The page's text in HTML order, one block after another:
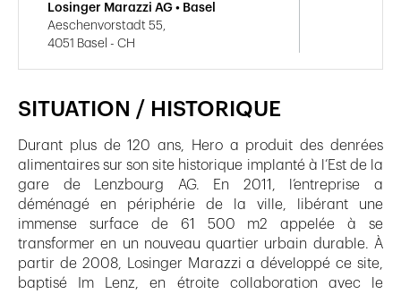
SITUATION / HISTORIQUE
Durant plus de 120 ans, Hero a produit des denrées
alimentaires sur son site historique implanté à l’Est de la
gare de Lenzbourg AG. En 2011, l’entreprise a
déménagé en périphérie de la ville, libérant une
immense surface de 61 500 m2 appelée à se
transformer en un nouveau quartier urbain durable. À
partir de 2008, Losinger Marazzi a développé ce site,
baptisé Im Lenz, en étroite collaboration avec le
Losinger Marazzi AG • Basel
Aeschenvorstadt 55,
4051 Basel - CH